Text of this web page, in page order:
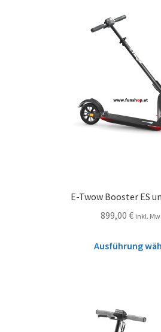
E-Twow Booster ES
899,00 € inkl.
Ausführung